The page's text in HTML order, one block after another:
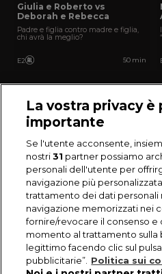
Giulia e Roberto vs
Deborah e Rebecca
Padre e figlia contro madre e figlia,
chi avrà la meglio?
E2 50 min
La vostra privacy è
importante
Se l'utente acconsente,
nostri31 partner possiamo
personali dell'utente per
navigazione più
trattamento dei dati personali
navigazione memorizzati nei
fornire/revocare il consenso e
momento al trattamento sulla
legittimo facendo clic sul
pubblicitarie”. Politica sui